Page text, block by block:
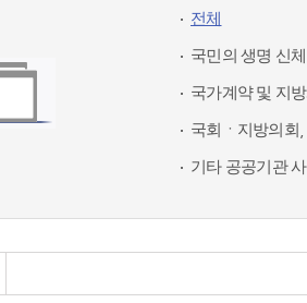
전체
국민의 생명 신
국가계약 및 지
국회ㆍ지방의회
기타 공공기관